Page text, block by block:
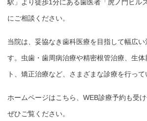
駅」より徒歩1分にある歯医者「虎ノ門ヒル
にご相談ください。
当院は、妥協なき歯科医療を目指して幅広い
す。虫歯・歯周病治療や精密根管治療、生
ト、矯正治療など、さまざまな診療を行って
ホームページはこちら、 WEB診療予約も受
ぜひご覧ください。